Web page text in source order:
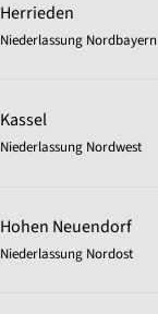
Herrieden
Niederlassung Nordbayern
Kassel
Niederlassung Nordwest
Hohen Neuendorf
Niederlassung Nordost